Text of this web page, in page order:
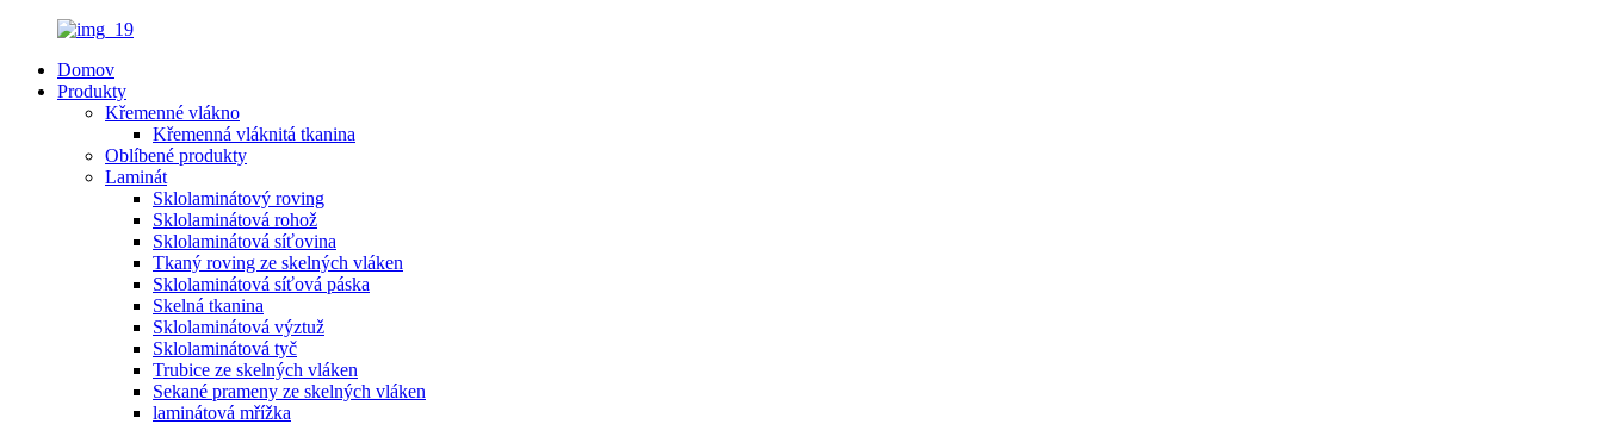
Domov
Produkty
Křemenné vlákno
Křemenná vláknitá tkanina
Oblíbené produkty
Laminát
Sklolaminátový roving
Sklolaminátová rohož
Sklolaminátová síťovina
Tkaný roving ze skelných vláken
Sklolaminátová síťová páska
Skelná tkanina
Sklolaminátová výztuž
Sklolaminátová tyč
Trubice ze skelných vláken
Sekané prameny ze skelných vláken
laminátová mřížka